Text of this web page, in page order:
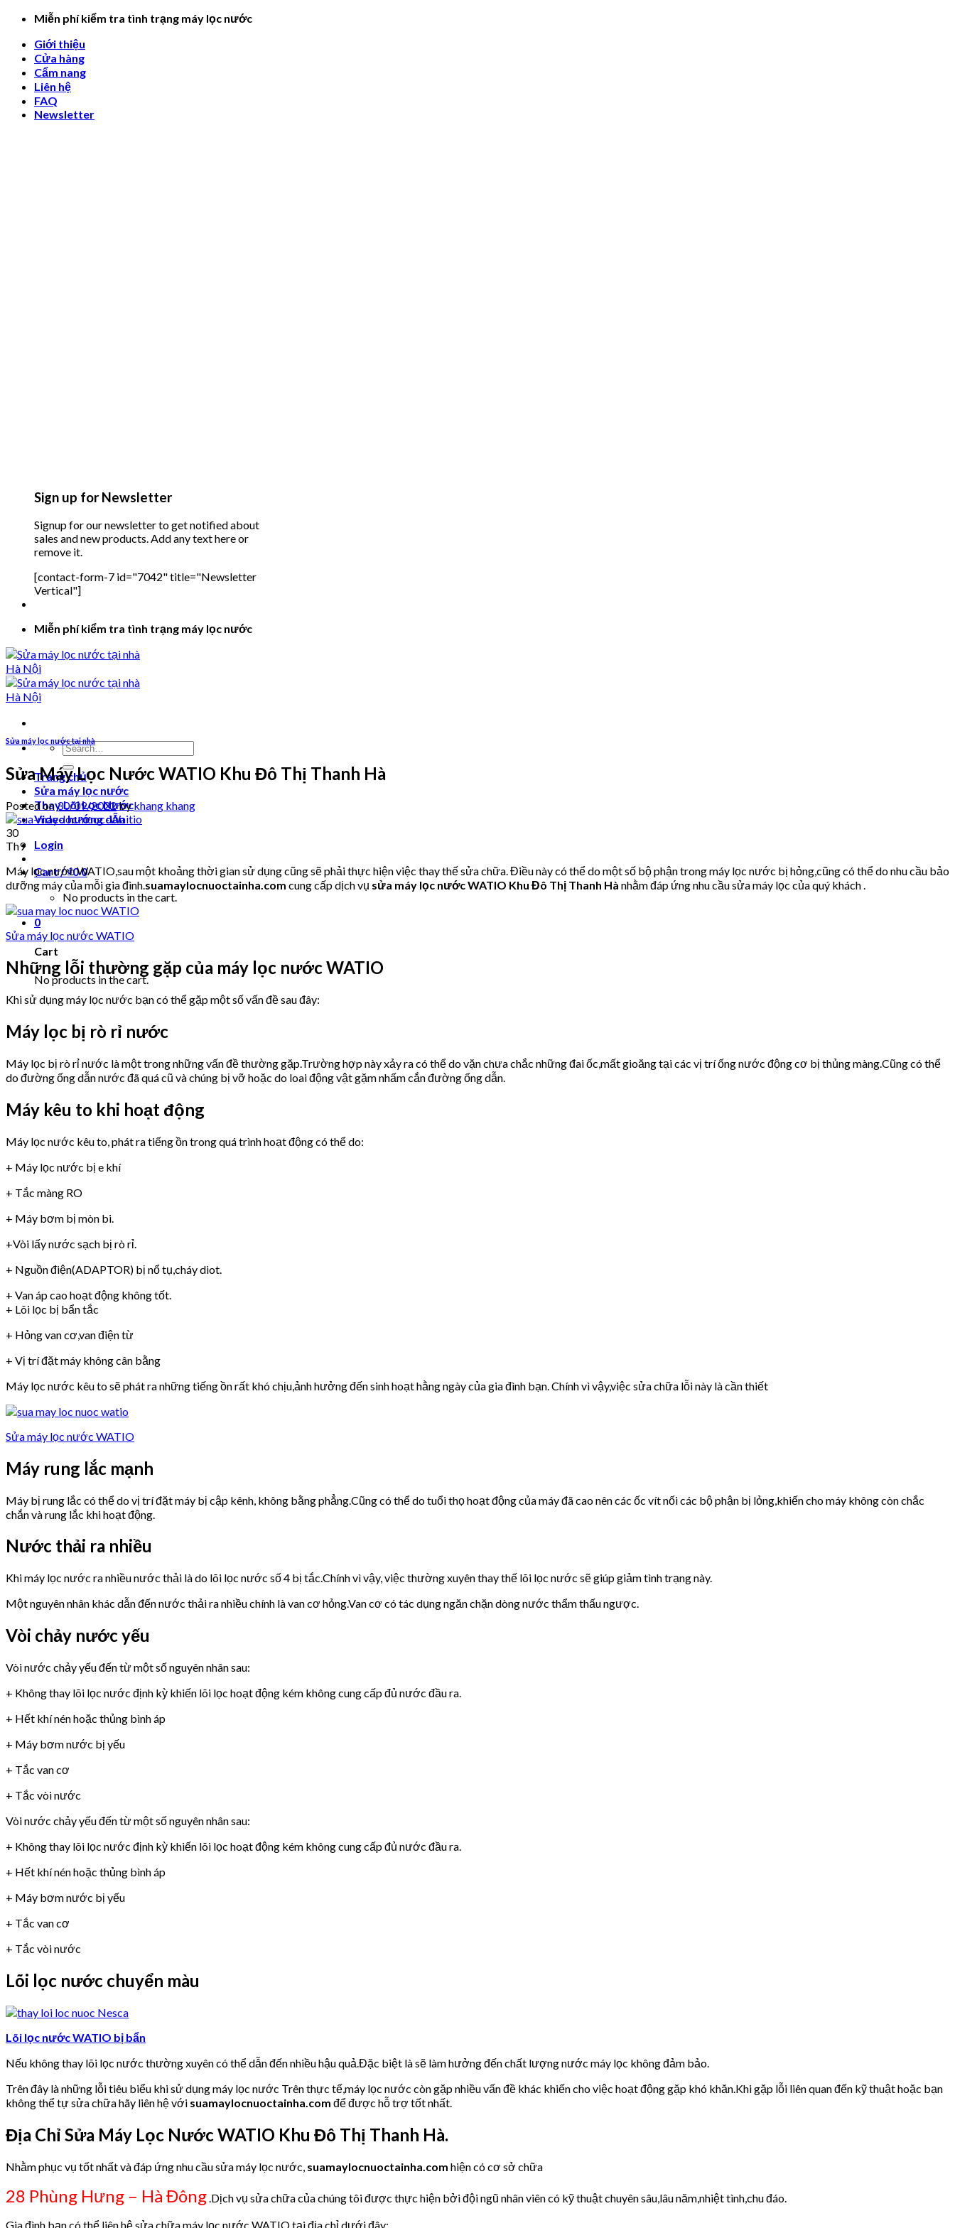
Skip
content
Miễn phí kiểm tra tình trạng máy lọc nước
Giới thiệu
Cửa hàng
Cẩm nang
Liên hệ
FAQ
Newsletter
Sign up for Newsletter
Signup for our newsletter to get notified about
sales and new products. Add any text here or
remove it.
[contact-form-7 id="7042" title="Newsletter
Vertical"]
Miễn phí kiểm tra tình trạng máy lọc nước
Search
for:
Trang chủ
Sửa máy lọc nước
Thay Lõi Lọc Nước
Video hướng dẫn
Login
Cart /₫00
No products in the cart.
0
Cart
No products in the cart.
Sửa máy lọc nước tại nhà
Sửa Máy Lọc Nước WATIO Khu Đô Thị Thanh Hà
Posted on30/09/2022bykhang khang
30
Th9
Máy lọc nước WATIO,sau một khoảng thời gian sử dụng cũng sẽ phải thực hiện việc thay thế sửa chữa. Điều này có thể do một số bộ phận trong máy lọc nước bị hỏng,cũng có thể do nhu cầu bảo
dưỡng máy của mỗi gia đình.suamaylocnuoctainha.com cung cấp dịch vụ sửa máy lọc nước WATIO Khu Đô Thị Thanh Hà nhằm đáp ứng nhu cầu sửa máy lọc của quý khách .
Sửa máy lọc nước WATIO
Những lỗi thường gặp của máy lọc nước WATIO
Khi sử dụng máy lọc nước bạn có thể gặp một số vấn đề sau đây:
Máy lọc bị rò rỉ nước
Máy lọc bị rò rỉ nước là một trong những vấn đề thường gặp.Trường hợp này xảy ra có thể do vặn chưa chắc những đai ốc,mất gioăng tại các vị trí ống nước động cơ bị thủng màng.Cũng có thể
do đường ống dẫn nước đã quá cũ và chúng bị vỡ hoặc do loai động vật gặm nhấm cắn đường ống dẫn.
Máy kêu to khi hoạt động
Máy lọc nước kêu to, phát ra tiếng ồn trong quá trình hoạt động có thể do:
+ Máy lọc nước bị e khí
+ Tắc màng RO
+ Máy bơm bị mòn bi.
+Vòi lấy nước sạch bị rò rỉ.
+ Nguồn điện(ADAPTOR) bị nổ tụ,cháy diot.
+ Van áp cao hoạt động không tốt.
+ Lõi lọc bị bẩn tắc
+ Hỏng van cơ,van điện từ
+ Vị trí đặt máy không cân bằng
Máy lọc nước kêu to sẽ phát ra những tiếng ồn rất khó chịu,ảnh hưởng đến sinh hoạt hằng ngày của gia đình bạn. Chính vì vậy,việc sửa chữa lỗi này là cần thiết
Sửa máy lọc nước WATIO
Máy rung lắc mạnh
Máy bị rung lắc có thể do vị trí đặt máy bị cập kênh, không bằng phẳng.Cũng có thể do tuổi thọ hoạt động của máy đã cao nên các ốc vít nối các bộ phận bị lỏng,khiến cho máy không còn chắc
chắn và rung lắc khi hoạt động.
Nước thải ra nhiều
Khi máy lọc nước ra nhiều nước thải là do lõi lọc nước số 4 bị tắc.Chính vì vậy, việc thường xuyên thay thế lõi lọc nước sẽ giúp giảm tình trạng này.
Một nguyên nhân khác dẫn đến nước thải ra nhiều chính là van cơ hỏng.Van cơ có tác dụng ngăn chặn dòng nước thẩm thấu ngược.
Vòi chảy nước yếu
Vòi nước chảy yếu đến từ một số nguyên nhân sau:
+ Không thay lõi lọc nước định kỳ khiến lõi lọc hoạt động kém không cung cấp đủ nước đầu ra.
+ Hết khí nén hoặc thủng bình áp
+ Máy bơm nước bị yếu
+ Tắc van cơ
+ Tắc vòi nước
Vòi nước chảy yếu đến từ một số nguyên nhân sau:
+ Không thay lõi lọc nước định kỳ khiến lõi lọc hoạt động kém không cung cấp đủ nước đầu ra.
+ Hết khí nén hoặc thủng bình áp
+ Máy bơm nước bị yếu
+ Tắc van cơ
+ Tắc vòi nước
Lõi lọc nước chuyển màu
Lõi lọc nước WATIO bị bẩn
Nếu không thay lõi lọc nước thường xuyên có thể dẫn đến nhiều hậu quả.Đặc biệt là sẽ làm hưởng đến chất lượng nước máy lọc không đảm bảo.
Trên đây là những lỗi tiêu biểu khi sử dụng máy lọc nước Trên thực tế,máy lọc nước còn gặp nhiều vấn đề khác khiến cho việc hoạt động gặp khó khăn.Khi gặp lỗi liên quan đến kỹ thuật hoặc bạn
không thể tự sửa chữa hãy liên hệ với suamaylocnuoctainha.com để được hỗ trợ tốt nhất.
Địa Chỉ Sửa Máy Lọc Nước WATIO Khu Đô Thị Thanh Hà.
Nhằm phục vụ tốt nhất và đáp ứng nhu cầu sửa máy lọc nước, suamaylocnuoctainha.com hiện có cơ sở chữa
28 Phùng Hưng – Hà Đông .Dịch vụ sửa chữa của chúng tôi được thực hiện bởi đội ngũ nhân viên có kỹ thuật chuyên sâu,lâu năm,nhiệt tình,chu đáo.
Gia đình bạn có thể liên hệ sửa chữa máy lọc nước WATIO tại địa chỉ dưới đây: